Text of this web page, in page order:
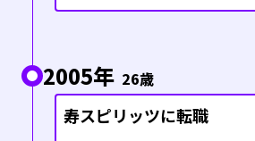
2005年 26歳
寿スピリッツに転職